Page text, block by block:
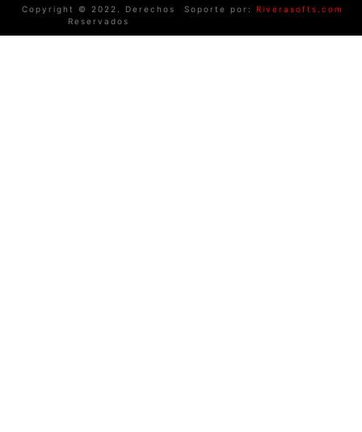
Copyright © 2022. Derechos
Reservados
Soporte por: Riverasofts.com